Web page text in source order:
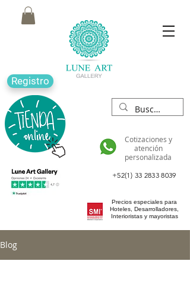
Registro
Cotizaciones y
atención
personalizada
+52(1) 33 2833 8039
Precios especiales para
Hoteles, Desarrolladores,
Interioristas y mayoristas
Blog